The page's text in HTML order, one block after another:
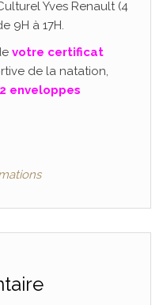
Yves Renault (4
9H à 17H.
votre certificat
de la natation,
2 enveloppes